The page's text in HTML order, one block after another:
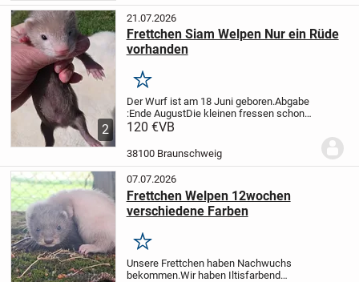
2
21.07.2026
Frettchen Siam Welpen Nur ein Rüde
vorhanden
Merken
Der Wurf ist am 18 Juni geboren.Abgabe
:Ende AugustDie kleinen fressen schon
und kennen kinder Hunde und Katzen.
nur mit Anzahlung.Es sind fähen und...
120 €VB
38100 Braunschweig
07.07.2026
Frettchen Welpen 12wochen
verschiedene Farben
Merken
Unsere Frettchen haben Nachwuchs
bekommen.Wir haben Iltisfarbend